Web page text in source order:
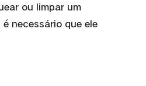
ou limpar um
é necessário que ele